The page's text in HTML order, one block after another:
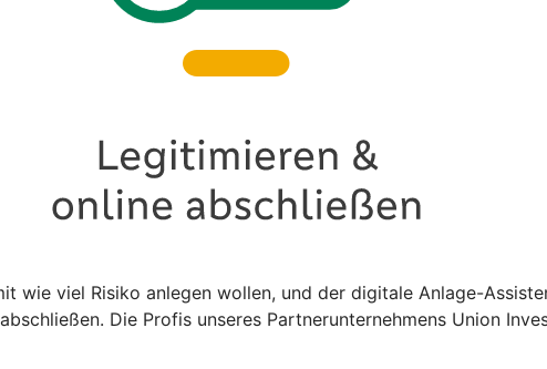
wie viel Risiko anlegen wollen, und der digitale Anlage-
Die Profis unseres Partnerunternehmens Union